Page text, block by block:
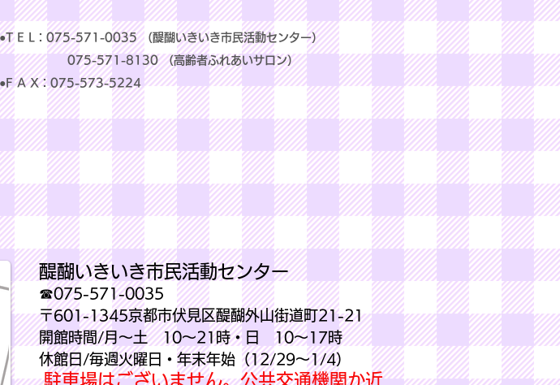
●T E L：075-571-0035 （醍醐いきいき市民活動センター）
075-571-8130 （高齢者ふれあいサロン）
●F A X：075-573-5224
​醍醐いきいき市民活動センター
☎075-571-0035
​〒601-1345京都市伏見区醍醐外山街道町21-21
開館時間/月～土 10～21時・日 10～17時
休館日/毎週火曜日・年末年始（12/29～1/4）
駐車場はございません。公共交通機関か近